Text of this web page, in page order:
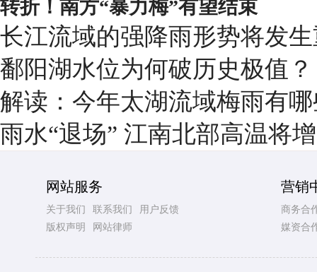
转折！南方“暴力梅”有望结束
长江流域的强降雨形势将发
鄱阳湖水位为何破历史极值？
解读：今年太湖流域梅雨有
雨水“退场” 江南北部高温将
网站服务
关于我们 联系我们
用户反馈
版权声明
网站律师
营销
商务合
媒资合